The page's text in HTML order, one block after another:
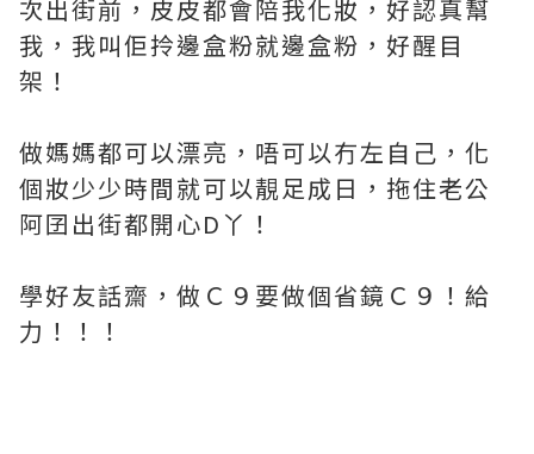
次出街前，皮皮都會陪我化妝，好認真幫
我，我叫佢拎邊盒粉就邊盒粉，好醒目
架！
做媽媽都可以漂亮，唔可以冇左自己，化
個妝少少時間就可以靚足成日，拖住老公
阿囝出街都開心D丫！
學好友話齋，做Ｃ９要做個省鏡Ｃ９！給
力！！！